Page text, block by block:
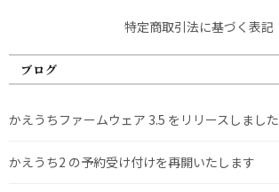
特定商取引法に基づく表記
ブログ
かえうちファームウェア 3.5 をリリースしました
かえうち2 の予約受け付けを再開いたします